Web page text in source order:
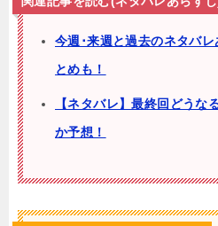
今週･来週と過去のネタバ
とめも！
【ネタバレ】最終回どうな
か予想！